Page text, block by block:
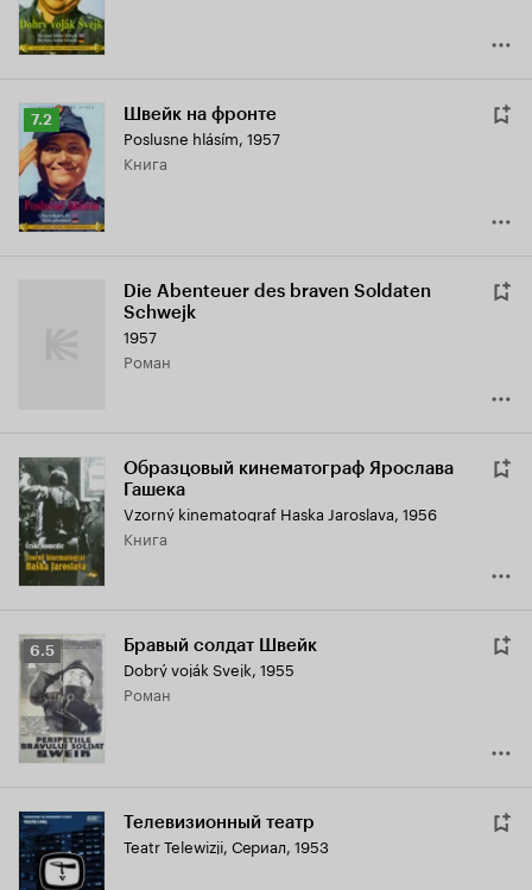
Рейтинг
Кинопоиска
7.2
7.2 Швейк на фронте
Poslusne hlásím, 1957
книга
Die Abenteuer des braven Soldaten
Schwejk
1957
роман
Образцовый кинематограф Ярослава
Гашека
Vzorný kinematograf Haska Jaroslava, 1956
книга
Рейтинг
Кинопоиска
6.5
6.5 Бравый солдат Швейк
Dobrý voják Svejk, 1955
роман
Телевизионный театр
Teatr Telewizji, Сериал, 1953